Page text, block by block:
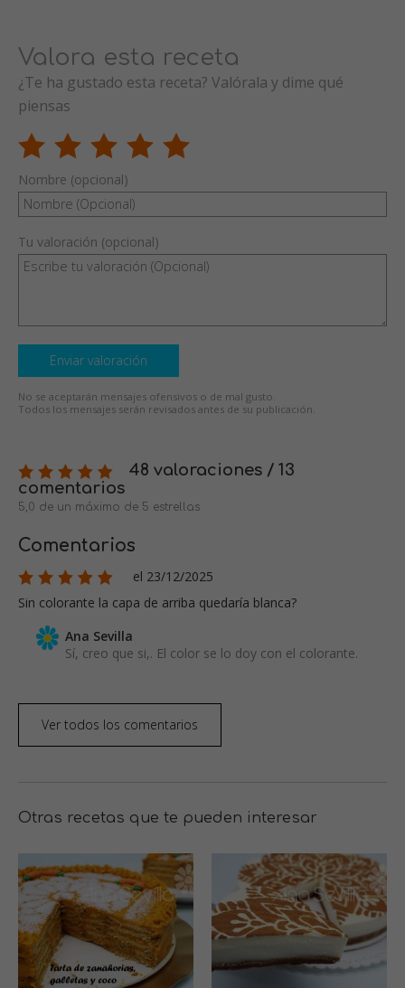
Valora esta receta
¿Te ha gustado esta receta? Valórala y dime qué
piensas
Nombre (opcional)
Tu valoración (opcional)
Enviar valoración
No se aceptarán mensajes ofensivos o de mal gusto.
Todos los mensajes serán revisados antes de su publicación.
48 valoraciones / 13
comentarios
5,0 de un máximo de 5 estrellas
Comentarios
el 23/12/2025
Sin colorante la capa de arriba quedaría blanca?
Ana Sevilla
Sí, creo que si,. El color se lo doy con el colorante.
Ver todos los comentarios
Otras recetas que te pueden interesar